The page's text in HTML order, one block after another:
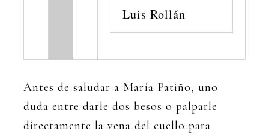
Luis Rollán
Antes de saludar a María Patiño, uno
duda entre darle dos besos o palparle
directamente la vena del cuello para